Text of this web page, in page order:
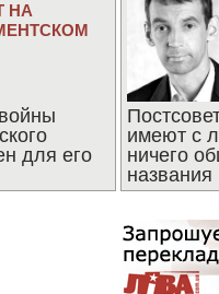
НА
для его
имеют с
ничего
названия